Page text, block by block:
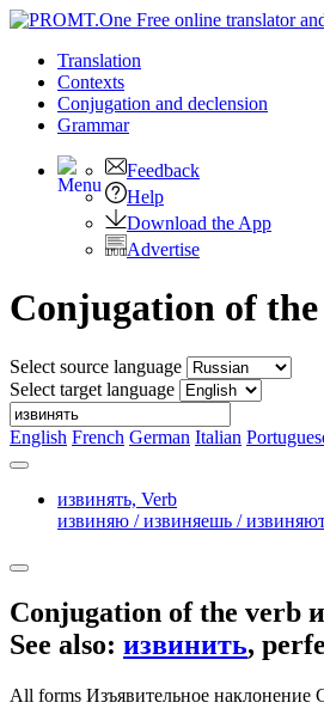
Translation
Contexts
Conjugation and declension
Grammar
Feedback
Help
Download the App
Advertise
Conjugation of
Select source language
Select target language
English French German Italian
извинять, Verb
извиняю / извиняешь /
Conjugation of the verb
See also: извинить,
All forms Изъявительное наклонение